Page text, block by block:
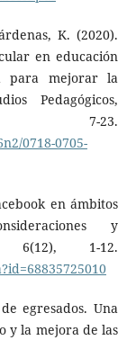
K. (2020).
en educación
para mejorar la
Pedagógicos,
23.
0718-0705-
en ámbitos
y
6(12), 1-12.
egresados. Una
y la mejora de las